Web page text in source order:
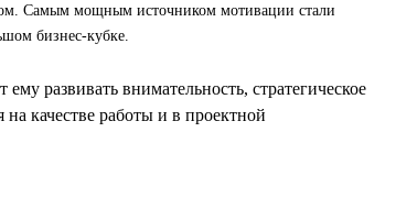
Самым мощным источником мотивации стали
бизнес-кубке.
развивать внимательность, стратегическое
качестве работы и в проектной